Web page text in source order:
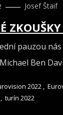
Josef Štaif
pauzou
Ben
2022 ,
, turín 2022